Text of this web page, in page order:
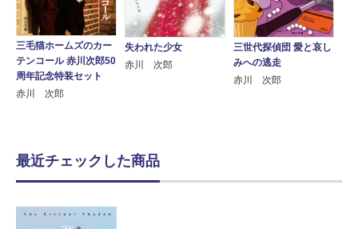
三毛猫ホームズのカー
テンコール 赤川次郎50
周年記念特装セット
赤川 次郎
失われた少女
赤川 次郎
三世代探偵団 愛と哀し
みへの逃走
赤川 次郎
最近チェックした商品